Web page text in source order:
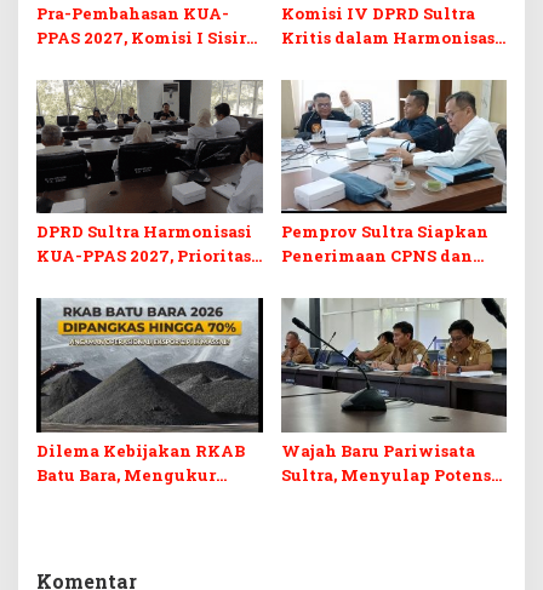
Pra-Pembahasan KUA-
PPAS 2027, Komisi I Sisir
Berkelanjutan
Komisi IV DPRD Sultra
Kritis dalam Harmonisasi
Perubahan APBD 2026
DPRD Sultra Harmonisasi
KUA-PPAS 2027, Prioritas
dan Pelunasan Utang
Infrastruktur
Pemprov Sultra Siapkan
Penerimaan CPNS dan
Desak Formasi Disabilitas
Dilema Kebijakan RKAB
Batu Bara, Mengukur
Wajah Baru Pariwisata
Sultra, Menyulap Potensi
Komentar